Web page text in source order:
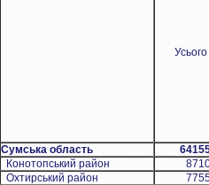
Усього
Сумська область
Конотопський район
Охтирський район